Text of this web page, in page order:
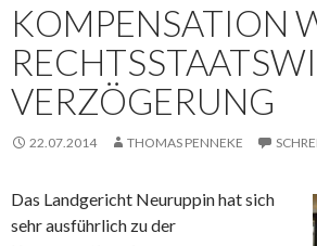
KOMPENSATION
VERZÖGERUNG
22.07.2014 THOMAS PENNEKE
Das Landgericht Neuruppin hat sich
sehr ausführlich zu der